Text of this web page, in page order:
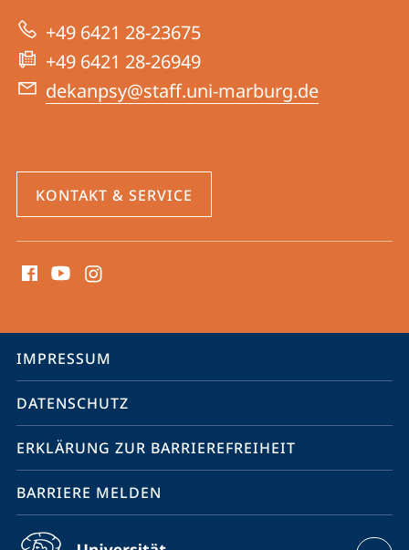
zur
Website
Psychologie
+49 6421 28-23675
+49 6421 28-26949
dekanpsy@staff.uni-marburg.de
KONTAKT & SERVICE
Media
Service-
Navigation
IMPRESSUM
DATENSCHUTZ
ERKLÄRUNG ZUR BARRIEREFREIHEIT
BARRIERE MELDEN